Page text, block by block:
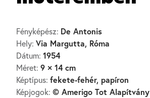
Fényképész: De Antonis
Hely: Via Margutta, Róma
Dátum: 1954
Méret: 9 × 14 cm
Képtípus: fekete-fehér, papíron
Képjogok: © Amerigo Tot Alapítvány